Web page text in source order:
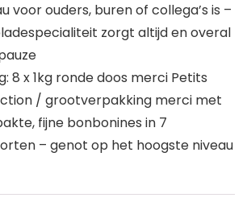
voor ouders, buren of collega’s is –
zorgt altijd en overal
8 x 1kg ronde doos merci Petits
/ grootverpakking merci met
fijne bonbonines in 7
– genot op het hoogste niveau